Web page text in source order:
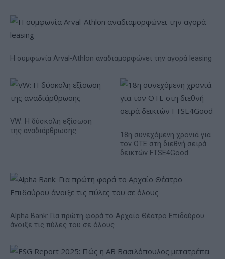
Η συμφωνία Arval-Athlon αναδιαμορφώνει την αγορά leasing
VW: Η δύσκολη εξίσωση
της αναδιάρθρωσης
18η συνεχόμενη χρονιά για
τον ΟΤΕ στη διεθνή σειρά
δεικτών FTSE4Good
Alpha Bank: Για πρώτη φορά το Αρχαίο Θέατρο Επιδαύρου
άνοιξε τις πύλες του σε όλους